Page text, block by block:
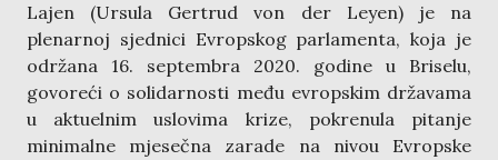
Lajen (Ursula Gertrud von der Leyen) je na
plenarnoj sjednici Evropskog parlamenta, koja je
održana 16. septembra 2020. godine u Briselu,
govoreći o solidarnosti među evropskim državama
u aktuelnim uslovima krize, pokrenula pitanje
minimalne mjesečna zarade na nivou Evropske